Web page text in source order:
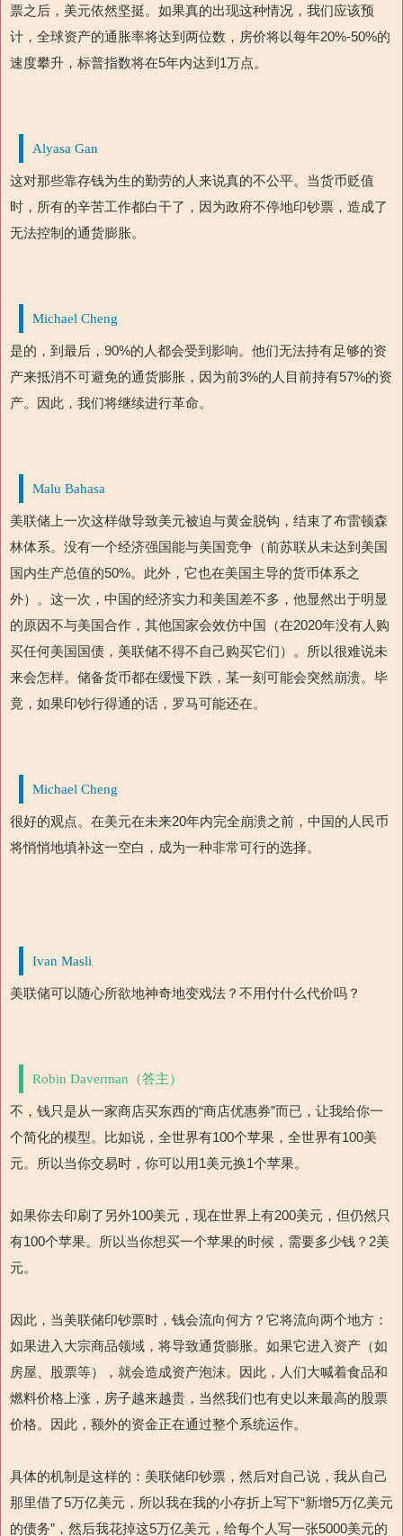
票之后，美元依然坚挺。如果真的出现这种情况，我们应该预
计，全球资产的通胀率将达到两位数，房价将以每年20%-50%的
速度攀升，标普指数将在5年内达到1万点。
Alyasa Gan
这对那些靠存钱为生的勤劳的人来说真的不公平。当货币贬值
时，所有的辛苦工作都白干了，因为政府不停地印钞票，造成了
无法控制的通货膨胀。
Michael Cheng
是的，到最后，90%的人都会受到影响。他们无法持有足够的资
产来抵消不可避免的通货膨胀，因为前3%的人目前持有57%的资
产。因此，我们将继续进行革命。
Malu Bahasa
美联储上一次这样做导致美元被迫与黄金脱钩，结束了布雷顿森
林体系。没有一个经济强国能与美国竞争（前苏联从未达到美国
国内生产总值的50%。此外，它也在美国主导的货币体系之
外）。这一次，中国的经济实力和美国差不多，他显然出于明显
的原因不与美国合作，其他国家会效仿中国（在2020年没有人购
买任何美国国债，美联储不得不自己购买它们）。所以很难说未
来会怎样。储备货币都在缓慢下跌，某一刻可能会突然崩溃。毕
竟，如果印钞行得通的话，罗马可能还在。
Michael Cheng
很好的观点。在美元在未来20年内完全崩溃之前，中国的人民币
将悄悄地填补这一空白，成为一种非常可行的选择。
Ivan Masli
美联储可以随心所欲地神奇地变戏法？不用付什么代价吗？
Robin Daverman（答主）
不，钱只是从一家商店买东西的“商店优惠券”而已，让我给你一
个简化的模型。比如说，全世界有100个苹果，全世界有100美
元。所以当你交易时，你可以用1美元换1个苹果。
如果你去印刷了另外100美元，现在世界上有200美元，但仍然只
有100个苹果。所以当你想买一个苹果的时候，需要多少钱？2美
元。
因此，当美联储印钞票时，钱会流向何方？它将流向两个地方：
如果进入大宗商品领域，将导致通货膨胀。如果它进入资产（如
房屋、股票等），就会造成资产泡沫。因此，人们大喊着食品和
燃料价格上涨，房子越来越贵，当然我们也有史以来最高的股票
价格。因此，额外的资金正在通过整个系统运作。
具体的机制是这样的：美联储印钞票，然后对自己说，我从自己
那里借了5万亿美元，所以我在我的小存折上写下“新增5万亿美元
的债务”，然后我花掉这5万亿美元，给每个人写一张5000美元的